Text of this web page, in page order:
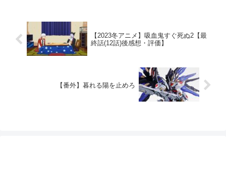
【2023冬アニメ】吸血鬼すぐ死ぬ2【最
終話(12話)後感想・評価】
【番外】暮れる陽を止めろ